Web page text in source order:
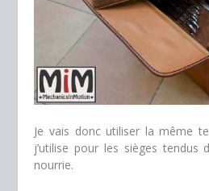
Je vais donc utiliser la même
j’utilise pour les sièges
nourrie.